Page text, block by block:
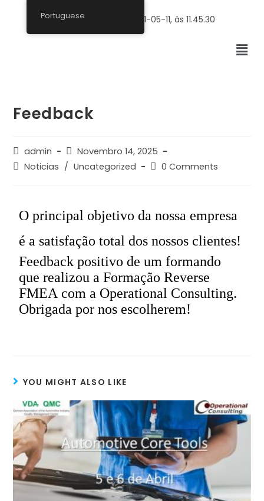
Feedback
admin
Novembro 14, 2025
Noticias / Uncategorized 0 Comments
O principal objetivo da nossa empresa
é a satisfação total dos nossos clientes!
Feedback positivo de um formando
que realizou a Formação Reverse
FMEA coma Operational Consulting.
Obrigada por nos escolherem!
YOU MIGHT ALSO LIKE
Portuguese